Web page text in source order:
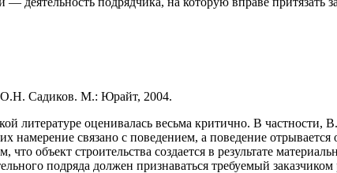
О.Н. Садиков. М.: Юрайт, 2004.
литературе оценивалась весьма критично. В
связано с поведением, а поведение отрывается
объект строительства создается в результате
подряда должен признаваться требуемый